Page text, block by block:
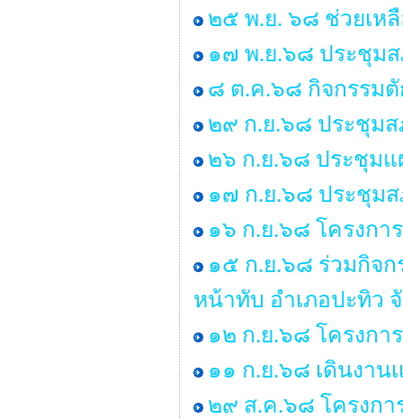
๒๕ พ.ย. ๖๘ ช่วยเห
๑๗ พ.ย.๖๘ ประชุม
๘ ต.ค.๖๘ กิจกรรม
๒๙ ก.ย.๖๘ ประชุม
๒๖ ก.ย.๖๘ ประชุม
๑๗ ก.ย.๖๘ ประชุม
๑๖ ก.ย.๖๘ โครงกา
๑๕ ก.ย.๖๘ ร่วมกิจ
หน้าทับ อำเภอปะทิว
๑๒ ก.ย.๖๘ โครงกา
๑๑ ก.ย.๖๘ เดินงาน
๒๙ ส.ค.๖๘ โครงกา